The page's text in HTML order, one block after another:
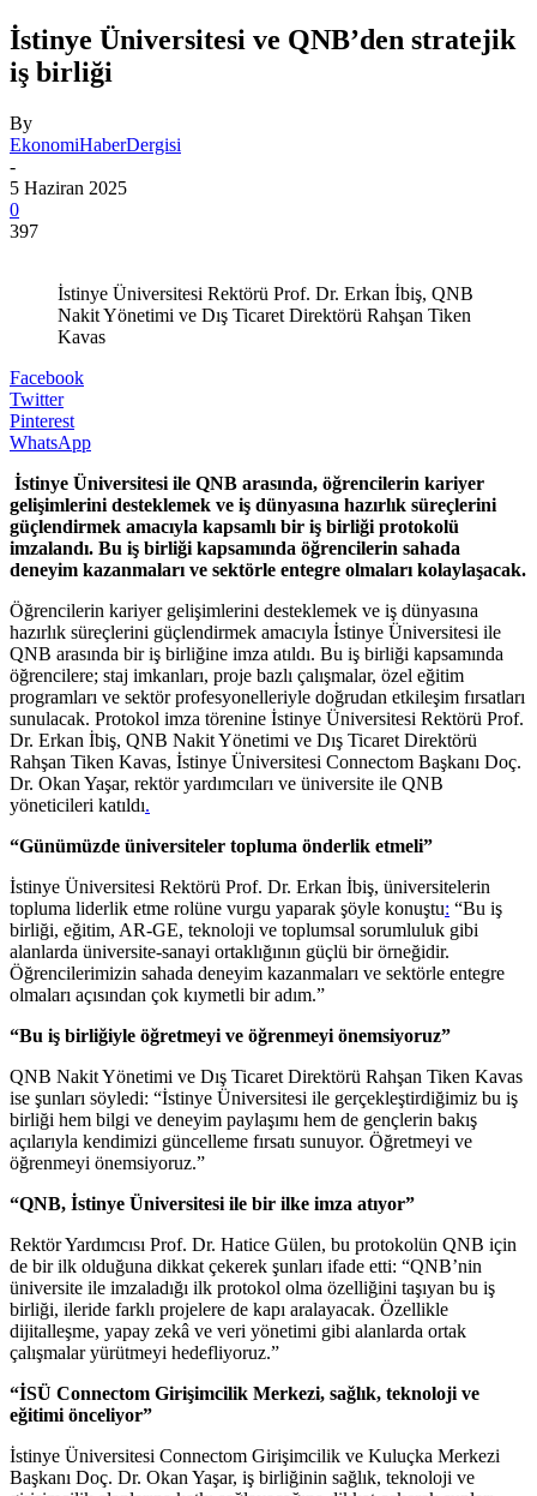
İstinye Üniversitesi ve QNB’den stratejik
iş birliği
By
EkonomiHaberDergisi
-
5 Haziran 2025
0
397
İstinye Üniversitesi Rektörü Prof. Dr. Erkan İbiş, QNB
Nakit Yönetimi ve Dış Ticaret Direktörü Rahşan Tiken
Kavas
Facebook
Twitter
Pinterest
WhatsApp
İstinye Üniversitesi ile QNB arasında, öğrencilerin kariyer
gelişimlerini desteklemek ve iş dünyasına hazırlık süreçlerini
güçlendirmek amacıyla kapsamlı bir iş birliği protokolü
imzalandı. Bu iş birliği kapsamında öğrencilerin sahada
deneyim kazanmaları ve sektörle entegre olmaları kolaylaşacak.
Öğrencilerin kariyer gelişimlerini desteklemek ve iş dünyasına
hazırlık süreçlerini güçlendirmek amacıyla İstinye Üniversitesi ile
QNB arasında bir iş birliğine imza atıldı. Bu iş birliği kapsamında
öğrencilere; staj imkanları, proje bazlı çalışmalar, özel eğitim
programları ve sektör profesyonelleriyle doğrudan etkileşim fırsatları
sunulacak. Protokol imza törenine İstinye Üniversitesi Rektörü Prof.
Dr. Erkan İbiş, QNB Nakit Yönetimi ve Dış Ticaret Direktörü
Rahşan Tiken Kavas, İstinye Üniversitesi Connectom Başkanı Doç.
Dr. Okan Yaşar, rektör yardımcıları ve üniversite ile QNB
yöneticileri katıldı.
“Günümüzde üniversiteler topluma önderlik etmeli”
İstinye Üniversitesi Rektörü Prof. Dr. Erkan İbiş, üniversitelerin
topluma liderlik etme rolüne vurgu yaparak şöyle konuştu: “Bu iş
birliği, eğitim, AR-GE, teknoloji ve toplumsal sorumluluk gibi
alanlarda üniversite-sanayi ortaklığının güçlü bir örneğidir.
Öğrencilerimizin sahada deneyim kazanmaları ve sektörle entegre
olmaları açısından çok kıymetli bir adım.”
“Bu iş birliğiyle öğretmeyi ve öğrenmeyi önemsiyoruz”
QNB Nakit Yönetimi ve Dış Ticaret Direktörü Rahşan Tiken Kavas
ise şunları söyledi: “İstinye Üniversitesi ile gerçekleştirdiğimiz bu iş
birliği hem bilgi ve deneyim paylaşımı hem de gençlerin bakış
açılarıyla kendimizi güncelleme fırsatı sunuyor. Öğretmeyi ve
öğrenmeyi önemsiyoruz.”
“QNB, İstinye Üniversitesi ile bir ilke imza atıyor”
Rektör Yardımcısı Prof. Dr. Hatice Gülen, bu protokolün QNB için
de bir ilk olduğuna dikkat çekerek şunları ifade etti: “QNB’nin
üniversite ile imzaladığı ilk protokol olma özelliğini taşıyan bu iş
birliği, ileride farklı projelere de kapı aralayacak. Özellikle
dijitalleşme, yapay zekâ ve veri yönetimi gibi alanlarda ortak
çalışmalar yürütmeyi hedefliyoruz.”
“İSÜ Connectom Girişimcilik Merkezi, sağlık, teknoloji ve
eğitimi önceliyor”
İstinye Üniversitesi Connectom Girişimcilik ve Kuluçka Merkezi
Başkanı Doç. Dr. Okan Yaşar, iş birliğinin sağlık, teknoloji ve